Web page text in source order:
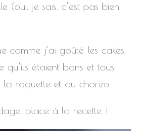
(oui, je sais, c’est pas bien
comme j’ai goûté les cakes,
qu’ils étaient bons et tous
roquette et au chorizo.
place à la recette !